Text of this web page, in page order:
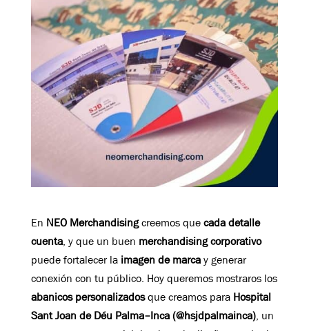
En NEO Merchandisingcreemos quecada detalle
cuenta, y que un buen merchandising corporativo
puede fortalecer la imagen de marcay generar
conexión con tu público. Hoy queremos mostraros los
abanicos personalizadosque creamos para Hospital
Sant Joan de Déu Palma–Inca (@hsjdpalmainca), un